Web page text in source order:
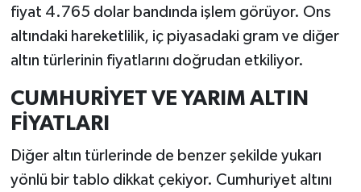
fiyat 4.765 dolar bandında işlem görüyor. Ons
altındaki hareketlilik, iç piyasadaki gram ve diğer
altın türlerinin fiyatlarını doğrudan etkiliyor.
CUMHURİYET VE YARIM ALTIN
FİYATLARI
Diğer altın türlerinde de benzer şekilde yukarı
yönlü bir tablo dikkat çekiyor. Cumhuriyet altını